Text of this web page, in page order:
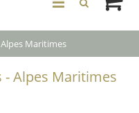
Alpes Maritimes
- Alpes Maritimes